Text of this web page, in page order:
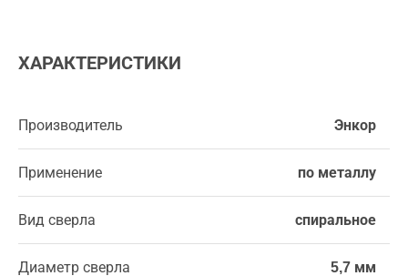
ХАРАКТЕРИСТИКИ
Производитель Энкор
Применение по металлу
Вид сверла спиральное
Диаметр сверла 5,7 мм